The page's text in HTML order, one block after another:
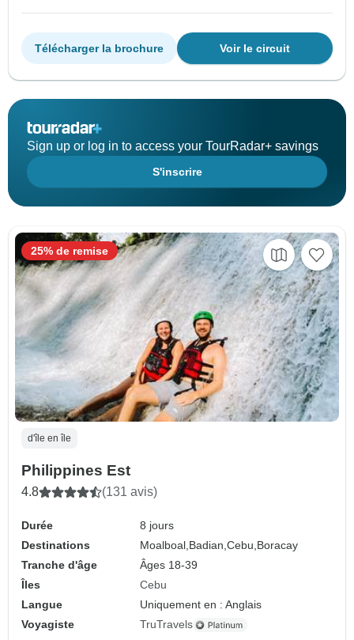
Voir le circuit
Télécharger la brochure
Sign up or log in to access your TourRadar+ savings
S'inscrire
d'île en île
Philippines Est
4.8 (131 avis)
Durée
8 jours
Destinations
Moalboal,Badian,Cebu,Boracay
Tranche d'âge
Âges 18-39
Îles
Cebu
Langue
Uniquement en : Anglais
Voyagiste
TruTravels
25% de remise